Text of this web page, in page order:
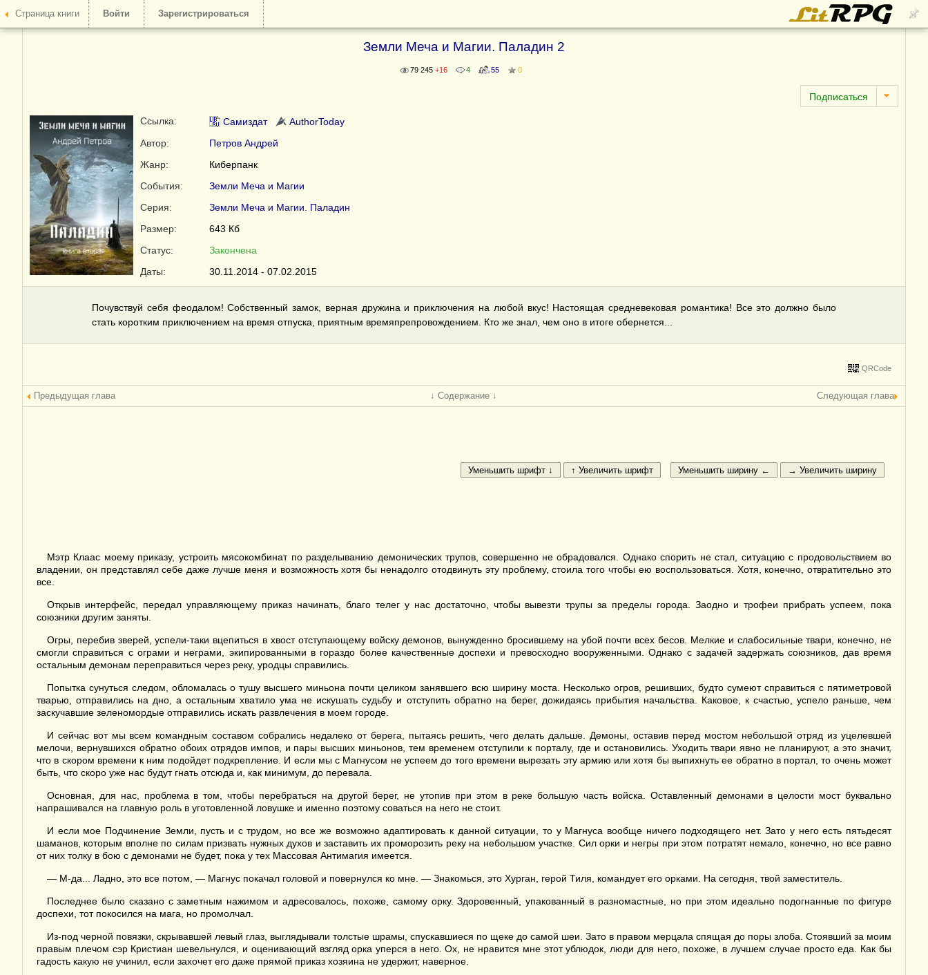
Страница книги Войти Зарегистрироваться
Земли Меча и Магии. Паладин 2
79 245 +16 4 55 0
Ссылка: Самиздат
AuthorToday
Автор:
Петров Андрей
Жанр:
Киберпанк
События:
Земли Меча и Магии
Серия:
Земли Меча и Магии. Паладин
Размер:
643 Кб
Статус:
Закончена
Даты:
30.11.2014 - 07.02.2015
Почувствуй себя феодалом! Собственный замок, верная дружина и приключения на любой вкус! Настоящая средневековая романтика! Все это должно было
стать коротким приключением на время отпуска, приятным времяпрепровождением. Кто же знал, чем оно в итоге обернется...
QRCode
Предыдущая глава ↓ Содержание ↓ Следующая глава
Мэтр Клаас моему приказу, устроить мясокомбинат по разделыванию демонических трупов, совершенно не обрадовался. Однако спорить не стал, ситуацию с продовольствием во
владении, он представлял себе даже лучше меня и возможность хотя бы ненадолго отодвинуть эту проблему, стоила того чтобы ею воспользоваться. Хотя, конечно, отвратительно это
все.
Открыв интерфейс, передал управляющему приказ начинать, благо телег у нас достаточно, чтобы вывезти трупы за пределы города. Заодно и трофеи прибрать успеем, пока
союзники другим заняты.
Огры, перебив зверей, успели-таки вцепиться в хвост отступающему войску демонов, вынужденно бросившему на убой почти всех бесов. Мелкие и слабосильные твари, конечно, не
смогли справиться с ограми и неграми, экипированными в гораздо более качественные доспехи и превосходно вооруженными. Однако с задачей задержать союзников, дав время
остальным демонам переправиться через реку, уродцы справились.
Попытка сунуться следом, обломалась о тушу высшего миньона почти целиком занявшего всю ширину моста. Несколько огров, решивших, будто сумеют справиться с пятиметровой
тварью, отправились на дно, а остальным хватило ума не искушать судьбу и отступить обратно на берег, дожидаясь прибытия начальства. Каковое, к счастью, успело раньше, чем
заскучавшие зеленомордые отправились искать развлечения в моем городе.
И сейчас вот мы всем командным составом собрались недалеко от берега, пытаясь решить, чего делать дальше. Демоны, оставив перед мостом небольшой отряд из уцелевшей
мелочи, вернувшихся обратно обоих отрядов импов, и пары высших миньонов, тем временем отступили к порталу, где и остановились. Уходить твари явно не планируют, а это значит,
что в скором времени к ним подойдет подкрепление. И если мы с Магнусом не успеем до того времени вырезать эту армию или хотя бы выпихнуть ее обратно в портал, то очень может
быть, что скоро уже нас будут гнать отсюда и, как минимум, до перевала.
Основная, для нас, проблема в том, чтобы перебраться на другой берег, не утопив при этом в реке большую часть войска. Оставленный демонами в целости мост буквально
напрашивался на главную роль в уготовленной ловушке и именно поэтому соваться на него не стоит.
И если мое Подчинение Земли, пусть и с трудом, но все же возможно адаптировать к данной ситуации, то у Магнуса вообще ничего подходящего нет. Зато у него есть пятьдесят
шаманов, которым вполне по силам призвать нужных духов и заставить их проморозить реку на небольшом участке. Сил орки и негры при этом потратят немало, конечно, но все равно
от них толку в бою с демонами не будет, пока у тех Массовая Антимагия имеется.
— М-да... Ладно, это все потом, — Магнус покачал головой и повернулся ко мне. — Знакомься, это Хурган, герой Тиля, командует его орками. На сегодня, твой заместитель.
Последнее было сказано с заметным нажимом и адресовалось, похоже, самому орку. Здоровенный, упакованный в разномастные, но при этом идеально подогнанные по фигуре
доспехи, тот покосился на мага, но промолчал.
Из-под черной повязки, скрывавшей левый глаз, выглядывали толстые шрамы, спускавшиеся по щеке до самой шеи. Зато в правом мерцала спящая до поры злоба. Стоявший за моим
правым плечом сэр Кристиан шевельнулся, и оценивающий взгляд орка уперся в него. Ох, не нравится мне этот ублюдок, люди для него, похоже, в лучшем случае просто еда. Как бы
гадость какую не учинил, если захочет его даже прямой приказ хозяина не удержит, наверное.